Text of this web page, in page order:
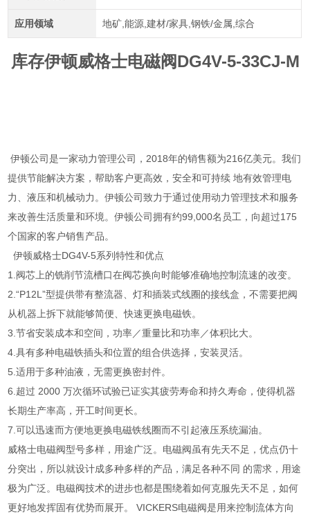
应用领域 地矿,能源,建材/家具,钢铁/金属,综合
库存伊顿威格士电磁阀DG4V-5-33CJ-M
伊顿公司是一家动力管理公司，2018年的销售额为216亿美元。我们
提供节能解决方案，帮助客户更高效，安全和可持续 地有效管理电
力、液压和机械动力。伊顿公司致力于通过使用动力管理技术和服务
来改善生活质量和环境。伊顿公司拥有约99,000名员工，向超过175
个国家的客户销售产品。
伊顿威格士DG4V-5系列特性和优点
1.阀芯上的铣削节流槽口在阀芯换向时能够准确地控制流速的改变。
2.“P12L”型提供带有整流器、灯和插装式线圈的接线盒，不需要把阀
从机器上拆下就能够简便、快速更换电磁铁。
3.节省安装成本和空间，功率／重量比和功率／体积比大。
4.具有多种电磁铁插头和位置的组合供选择，安装灵活。
5.适用于多种油液，无需更换密封件。
6.超过 2000 万次循环试验已证实其疲劳寿命和持久寿命，使得机器
长期生产率高，开工时间更长。
7.可以迅速而方便地更换电磁铁线圈而不引起液压系统漏油。
威格士电磁阀型号多样，用途广泛。电磁阀虽有先天不足，优点仍十
分突出，所以就设计成多种多样的产品，满足各种不同 的需求，用途
极为广泛。电磁阀技术的进步也都是围绕着如何克服先天不足，如何
更好地发挥固有优势而展开。 VICKERS电磁阀是用来控制流体方向